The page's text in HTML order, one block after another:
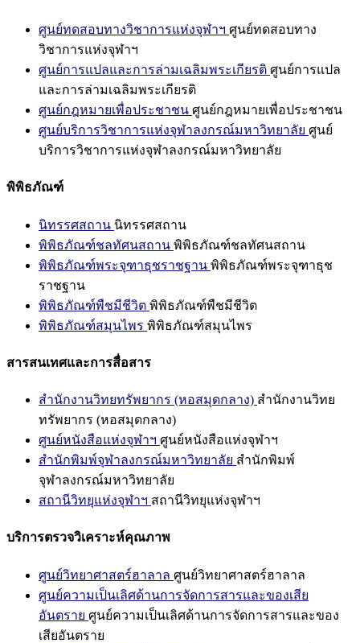
ศูนย์ทดสอบทางวิชาการแห่งจุฬาฯ ศูนย์ทดสอบทาง
วิชาการแห่งจุฬาฯ
ศูนย์การแปลและการล่ามเฉลิมพระเกียรติ ศูนย์การแปล
และการล่ามเฉลิมพระเกียรติ
ศูนย์กฎหมายเพื่อประชาชน ศูนย์กฎหมายเพื่อประชาชน
ศูนย์บริการวิชาการแห่งจุฬาลงกรณ์มหาวิทยาลัย ศูนย์
บริการวิชาการแห่งจุฬาลงกรณ์มหาวิทยาลัย
พิพิธภัณฑ์
นิทรรศสถาน นิทรรศสถาน
พิพิธภัณฑ์ชลทัศนสถาน พิพิธภัณฑ์ชลทัศนสถาน
พิพิธภัณฑ์พระจุฑาธุชราชฐาน พิพิธภัณฑ์พระจุฑาธุช
ราชฐาน
พิพิธภัณฑ์พืชมีชีวิต พิพิธภัณฑ์พืชมีชีวิต
พิพิธภัณฑ์สมุนไพร พิพิธภัณฑ์สมุนไพร
สารสนเทศและการสื่อสาร
สำนักงานวิทยทรัพยากร (หอสมุดกลาง) สำนักงานวิทย
ทรัพยากร (หอสมุดกลาง)
ศูนย์หนังสือแห่งจุฬาฯ ศูนย์หนังสือแห่งจุฬาฯ
สำนักพิมพ์จุฬาลงกรณ์มหาวิทยาลัย สำนักพิมพ์
จุฬาลงกรณ์มหาวิทยาลัย
สถานีวิทยุแห่งจุฬาฯ สถานีวิทยุแห่งจุฬาฯ
บริการตรวจวิเคราะห์คุณภาพ
ศูนย์วิทยาศาสตร์ฮาลาล ศูนย์วิทยาศาสตร์ฮาลาล
ศูนย์ความเป็นเลิศด้านการจัดการสารและของเสีย
อันตราย ศูนย์ความเป็นเลิศด้านการจัดการสารและของ
เสียอันตราย